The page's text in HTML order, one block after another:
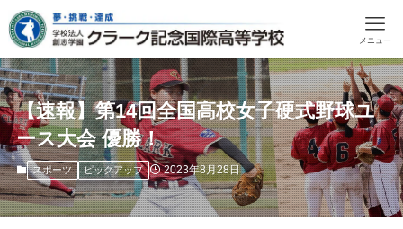
メニュー
【速報】第14回全国高校女子硬式野球ユ
ース大会 優勝！
スポーツ ピックアップ 2023年8月28日